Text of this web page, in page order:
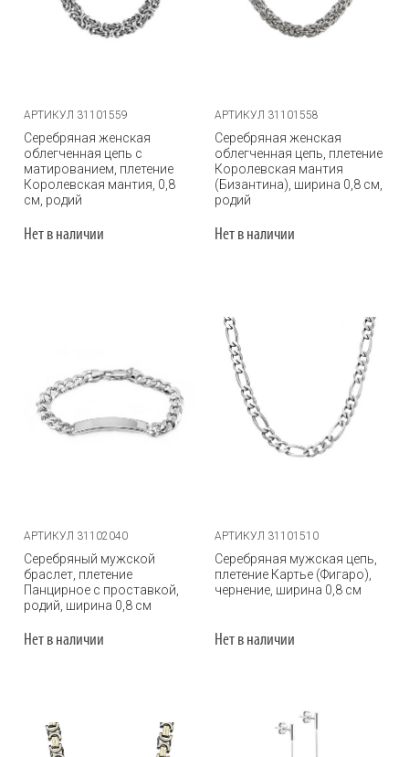
АРТИКУЛ 31101559
Серебряная женская
облегченная цепь с
матированием, плетение
Королевская мантия, 0,8
см, родий
Нет в наличии
АРТИКУЛ 31101558
Серебряная женская
облегченная цепь, плетение
Королевская мантия
(Бизантина), ширина 0,8 см,
родий
Нет в наличии
АРТИКУЛ 31102040
Серебряный мужской
браслет, плетение
Панцирное с проставкой,
родий, ширина 0,8 см
Нет в наличии
АРТИКУЛ 31101510
Серебряная мужская цепь,
плетение Картье (Фигаро),
чернение, ширина 0,8 см
Нет в наличии